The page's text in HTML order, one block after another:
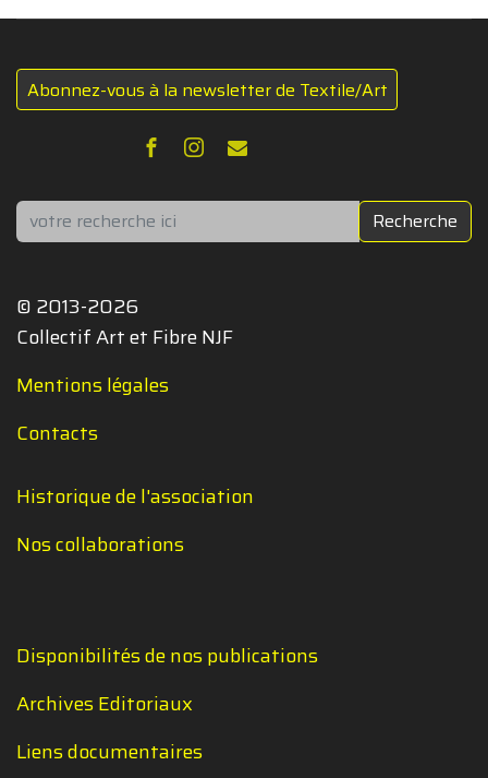
Abonnez-vous à la newsletter de Textile/Art
Rechercher Recherche
© 2013-2026
Collectif Art et Fibre NJF
Mentions légales
Contacts
Historique de l'association
Nos collaborations
Disponibilités de nos publications
Archives Editoriaux
Liens documentaires